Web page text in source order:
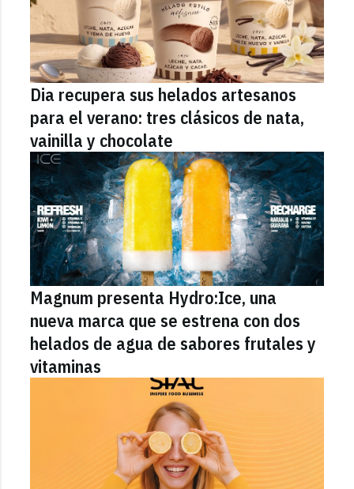
Dia recupera sus helados artesanos
para el verano: tres clásicos de nata,
vainilla y chocolate
Magnum presenta Hydro:Ice, una
nueva marca que se estrena con dos
helados de agua de sabores frutales y
vitaminas